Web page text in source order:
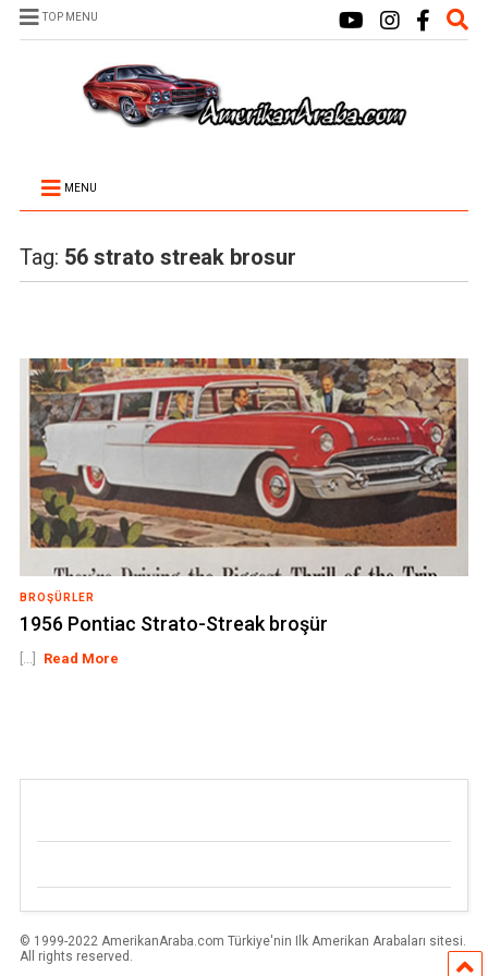
TOP MENU
MENU
Tag: 56 strato streak brosur
BROŞÜRLER
1956 Pontiac Strato-Streak broşür
[...] Read More
© 1999-2022 AmerikanAraba.com Türkiye'nin Ilk Amerikan Arabaları sitesi.
All rights reserved.